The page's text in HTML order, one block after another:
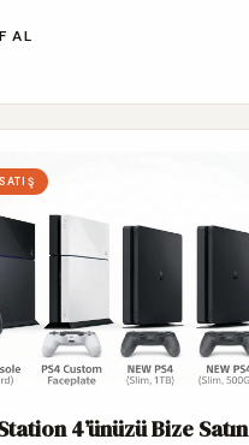
AL
4’ünüzü Bize Satın